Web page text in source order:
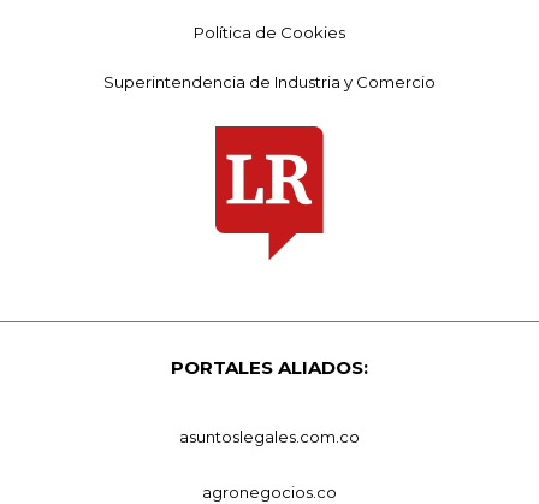
Política de Cookies
Superintendencia de Industria y Comercio
PORTALES ALIADOS:
asuntoslegales.com.co
agronegocios.co